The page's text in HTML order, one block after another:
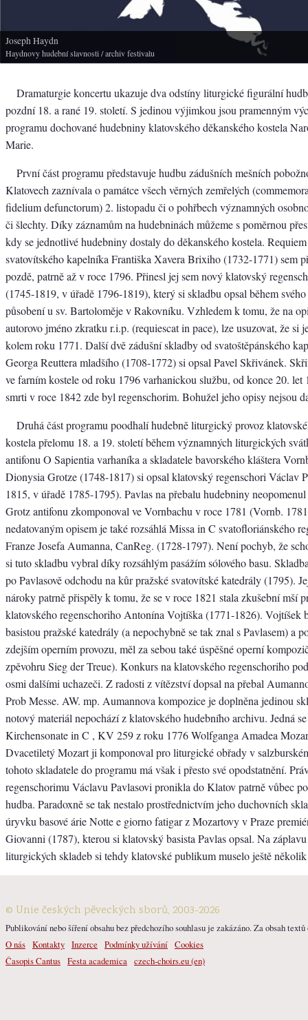
Joseph Haydn
Haydnovy hudební slavnosti/ archiv festivalu
Dramaturgie koncertu ukazuje dva odstíny liturgické figurální
pozdní 18. a rané 19. století. S jedinou výjimkou jsou pramenným
programu dochované hudebniny klatovského děkanského kostela
Marie.
První část programu představuje hudbu zádušních mešních
Klatovech zaznívala o památce všech věrných zemřelých
fidelium defunctorum) 2. listopadu či o pohřbech významných
či šlechty. Díky záznamům na hudebninách můžeme s poměrnou
kdy se jednotlivé hudebniny dostaly do děkanského kostela.
svatovítského kapelníka Františka Xavera Brixiho (1732-1771) sem
pozdě, patrně až v roce 1796. Přinesl jej sem nový klatovský
(1745-1819, v úřadě 1796-1819), který si skladbu opsal během
působení u sv. Bartoloměje v Rakovníku. Vzhledem k tomu, že na
autorovo jméno zkratku r.i.p. (requiescat in pace), lze usuzovat, že si
kolem roku 1771. Další dvě zádušní skladby od svatoštěpánského
Georga Reuttera mladšího (1708-1772) si opsal Pavel Skřivánek.
ve farním kostele od roku 1796 varhanickou službu, od konce 20. let
smrti v roce 1842 zde byl regenschorim. Bohužel jeho opisy nejsou
Druhá část programu poodhalí hudebně liturgický provoz
kostela přelomu 18. a 19. století během významných liturgických
antifonu O Sapientia varhaníka a skladatele bavorského kláštera
Dionysia Grotze (1748-1817) si opsal klatovský regenschori Václav
1815, v úřadě 1785-1795). Pavlas na přebalu hudebniny
Grotz antifonu zkomponoval ve Vornbachu v roce 1781 (Vornb.
nedatovaným opisem je také rozsáhlá Missa in C svatofloriánského
Franze Josefa Aumanna, CanReg. (1728-1797). Není pochyb, že
si tuto skladbu vybral díky rozsáhlým pasážím sólového basu.
po Pavlasově odchodu na kůr pražské svatovítské katedrály (1795).
nároky patrně přispěly k tomu, že se v roce 1821 stala zkušební mší
klatovského regenschoriho Antonína Vojtíška (1771-1826). Vojtíšek
basistou pražské katedrály (a nepochybně se tak znal s Pavlasem) a
zdejším operním provozu, měl za sebou také úspěšné operní
zpěvohru Sieg der Treue). Konkurs na klatovského regenschoriho
osmi dalšími uchazeči. Z radosti z vítězství dopsal na přebal
Prob Messe. AW. mp. Aumannova kompozice je doplněna jedinou
notový materiál nepochází z klatovského hudebního archivu. Jedná
Kirchensonate in C , KV 259 z roku 1776 Wolfganga Amadea
Dvacetiletý Mozart ji komponoval pro liturgické obřady v
tohoto skladatele do programu má však i přesto své opodstatnění.
regenschorimu Václavu Pavlasovi pronikla do Klatov patrně vůbec
hudba. Paradoxně se tak nestalo prostřednictvím jeho duchovních
úryvku basové árie Notte e giorno fatigar z Mozartovy v Praze
Giovanni (1787), kterou si klatovský basista Pavlas opsal. Na
liturgických skladeb si tehdy klatovské publikum muselo ještě
© Unie českých pěveckých sborů, 2003-2026
Publikování nebo šíření obsahu bez předchozího souhlasu je zakázáno. Za obsah
O nás Kontakty Inzerce Podmínky užívání Cookies
Časopis Cantus Festa academica czech-choirs.eu (en)